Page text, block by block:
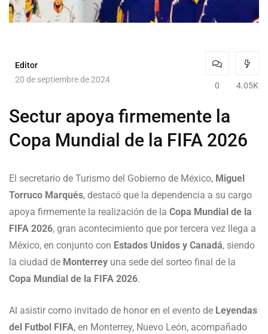
Editor
20 de septiembre de 2024
0 4.05K
Sectur apoya firmemente la
Copa Mundial de la FIFA 2026
El secretario de Turismo del Gobierno de México, Miguel
Torruco Marqués, destacó que la dependencia a su cargo
apoya firmemente la realización de la Copa Mundial de la
FIFA 2026, gran acontecimiento que por tercera vez llega a
México, en conjunto con Estados Unidos y Canadá, siendo
la ciudad de Monterrey una sede del sorteo final de la
Copa Mundial de la FIFA 2026.
Al asistir como invitado de honor en el evento de Leyendas
del Futbol FIFA, en Monterrey, Nuevo León, acompañado